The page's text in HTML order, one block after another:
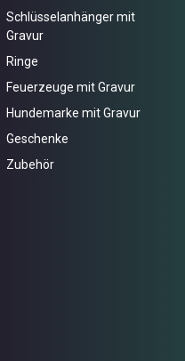
Schlüsselanhänger mit
Gravur
Ringe
Feuerzeuge mit Gravur
Hundemarke mit Gravur
Geschenke
Zubehör